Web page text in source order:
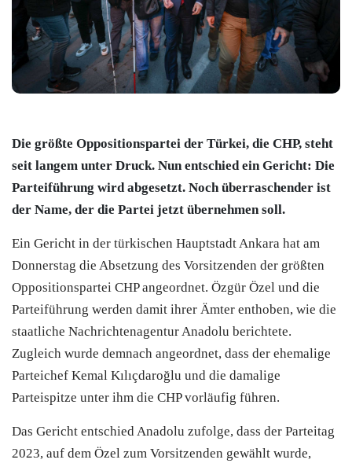
Die größte Oppositionspartei der Türkei, die CHP, steht
seit langem unter Druck. Nun entschied ein Gericht: Die
Parteiführung wird abgesetzt. Noch überraschender ist
der Name, der die Partei jetzt übernehmen soll.
Ein Gericht in der türkischen Hauptstadt Ankara hat am
Donnerstag die Absetzung des Vorsitzenden der größten
Oppositionspartei CHPangeordnet. Özgür Özel und die
Parteiführung werden damit ihrer Ämter enthoben, wie die
staatliche Nachrichtenagentur Anadolu berichtete.
Zugleich wurde demnach angeordnet, dass der ehemalige
Parteichef Kemal Kılıçdaroğlu und die damalige
Parteispitze unter ihm die CHPvorläufig führen.
Das Gericht entschied Anadolu zufolge, dass der Parteitag
2023, auf dem Özel zum Vorsitzenden gewählt wurde,